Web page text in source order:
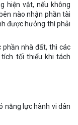
hiện vật, nếu không
nào nhận phần tài
được hưởng thì phải
phần nhà đất, thì các
tối thiểu khi tách
năng lực hành vi dân